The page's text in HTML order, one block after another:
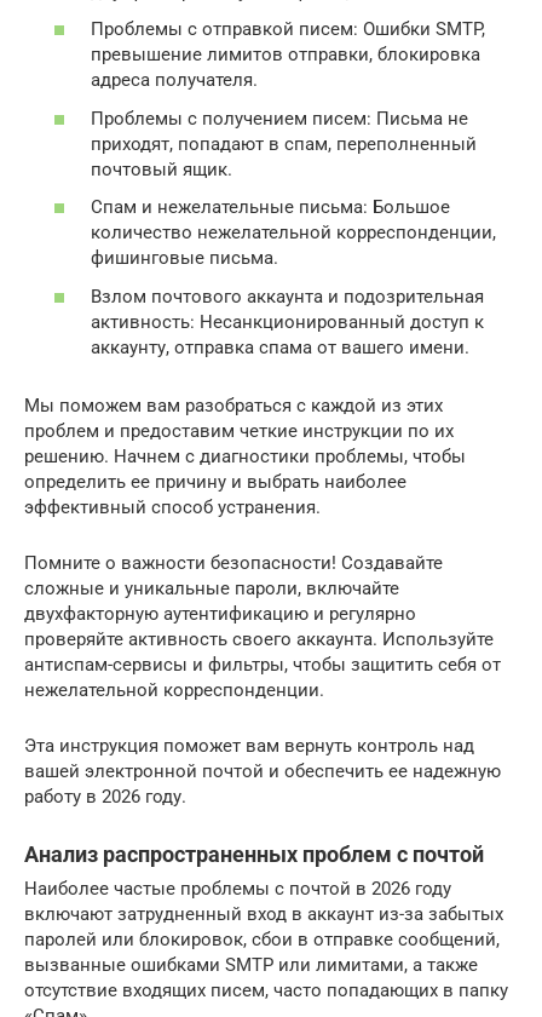
Проблемы с отправкой писем: Ошибки SMTP,
превышение лимитов отправки, блокировка
адреса получателя.
Проблемы с получением писем: Письма не
приходят, попадают в спам, переполненный
почтовый ящик.
Спам и нежелательные письма: Большое
количество нежелательной корреспонденции,
фишинговые письма.
Взлом почтового аккаунта и подозрительная
активность: Несанкционированный доступ к
аккаунту, отправка спама от вашего имени.
Мы поможем вам разобраться с каждой из этих
проблем и предоставим четкие инструкции по их
решению. Начнем с диагностики проблемы, чтобы
определить ее причину и выбрать наиболее
эффективный способ устранения.
Помните о важности безопасности! Создавайте
сложные и уникальные пароли, включайте
двухфакторную аутентификацию и регулярно
проверяйте активность своего аккаунта. Используйте
антиспам-сервисы и фильтры, чтобы защитить себя от
нежелательной корреспонденции.
Эта инструкция поможет вам вернуть контроль над
вашей электронной почтой и обеспечить ее надежную
работу в 2026 году.
Анализ распространенных проблем с почтой
Наиболее частые проблемы с почтой в 2026 году
включают затрудненный вход в аккаунт из-за забытых
паролей или блокировок, сбои в отправке сообщений,
вызванные ошибками SMTP или лимитами, а также
отсутствие входящих писем, часто попадающих в папку